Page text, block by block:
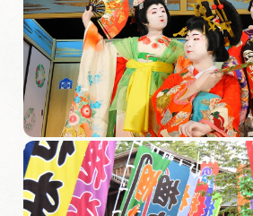
MICE
MICEにおすすめな施設一覧
コンベンション支援制度
おすすめモデルコース